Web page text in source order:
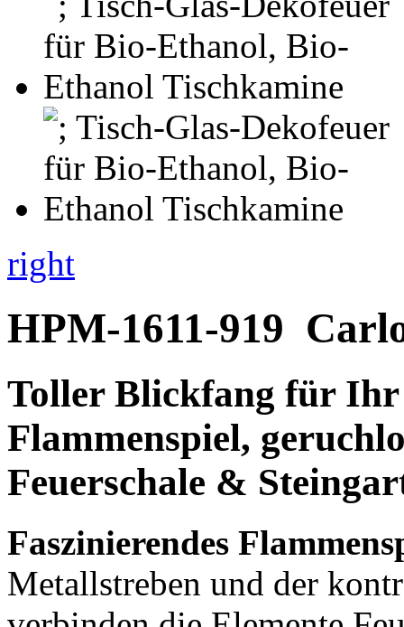
right
HPM-1611-919
Toller Blickfang für Ihr
Flammenspiel,
Feuerschale &
Faszinierendes
Metallstreben und der